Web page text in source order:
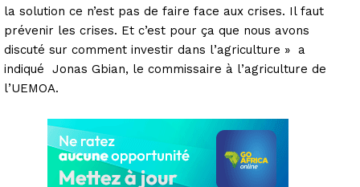
la solution ce n’est pas de faire face aux crises. Il faut
prévenir les crises. Et c’est pour ça que nous avons
discuté sur comment investir dans l’agriculture » a
indiqué Jonas Gbian, le commissaire à l’agriculture de
l’UEMOA.